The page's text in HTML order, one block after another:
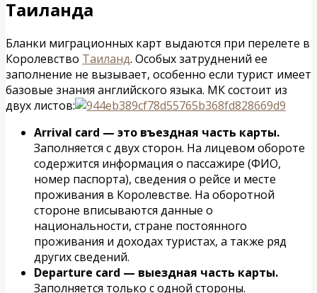
Таиланда
Бланки миграционных карт выдаются при перелете в
Королевство Таиланд. Особых затруднений ее
заполнение не вызывает, особенно если турист имеет
базовые знания английского языка. МК состоит из
двух листов:
Arrival card — это въездная часть карты.
Заполняется с двух сторон. На лицевом обороте
содержится информация о пассажире (ФИО,
номер паспорта), сведения о рейсе и месте
проживания в Королевстве. На оборотной
стороне вписываются данные о
национальности, стране постоянного
проживания и доходах туристах, а также ряд
других сведений.
Departure card — выездная часть карты.
Заполняется только с одной стороны.